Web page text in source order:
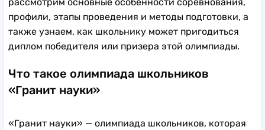
профили, этапы проведения и методы подготовки, а
также узнаем, как школьнику может пригодиться
диплом победителя или призера этой олимпиады.
Что такое олимпиада школьников
«Гранит науки»
«Гранит науки» — олимпиада школьников, которая